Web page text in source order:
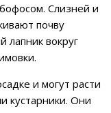
Слизней и
почву
лапник вокруг
и могут расти
кустарники. Они